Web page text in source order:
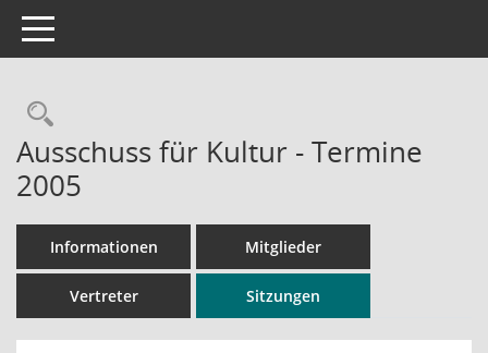
Toggle navigation
Rechercheauswahl
Ausschuss für Kultur - Termine
2005
Informationen Mitglieder
Vertreter Sitzungen